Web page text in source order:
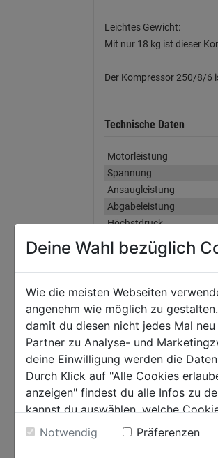
Leichtes Gewicht:
Mit nur 18 kg ist dieser
Der Kompressor 250/8/6
Technische Daten
Motorleistung
Spannung
Ansaugleistung
Abgabeleistung
Höchstdruck
Behältervolumen
Antrieb
Ölgeschmiert
Anzahl Zylinder
Drehzahl max.
Maße
Gewicht
Produktinformationen
Herstellerinformationen
Deine Wahl bezüglich
Wie die meisten Webseiten
angenehm wie möglich zu
damit du diesen nicht jedes Mal
Partner zu Analyse- und
deine Einwilligung werden die
Durch Klick auf "Alle Cookies
anzeigen" findest du alle Infos zu
kannst du auswählen, welche
Weitere Informationen findest du in
Notwendig Präferenzen